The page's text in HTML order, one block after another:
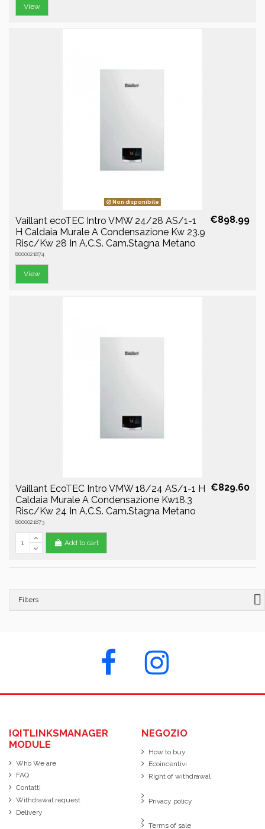
View
Non disponibile
Vaillant ecoTEC Intro VMW 24/28 AS/1-1
H Caldaia Murale A Condensazione Kw 23.9
Risc/Kw 28 In A.C.S. Cam.Stagna Metano
8000021874
€898.99
View
Vaillant EcoTEC Intro VMW 18/24 AS/1-1 H
Caldaia Murale A Condensazione Kw18.3
Risc/Kw 24 In A.C.S. Cam.Stagna Metano
8000021873
€829.60
Add to cart
Filters
IQITLINKSMANAGER
MODULE
Who We are
FAQ
Contatti
Withdrawal request
Delivery
NEGOZIO
How to buy
Ecoincentivi
Right of withdrawal
Privacy policy
Terms of sale